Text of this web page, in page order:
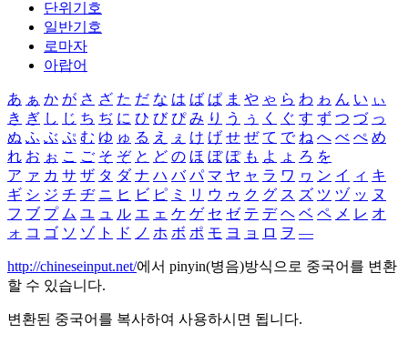
단위기호
일반기호
로마자
아랍어
あ ぁ か が さ ざ た だ な は ば ぱ ま や ゃ ら わ ゎ ん い ぃ
き ぎ し じ ち ぢ に ひ び ぴ み り う ぅ く ぐ す ず つ づ っ
ぬ ふ ぶ ぷ む ゆ ゅ る え ぇ け げ せ ぜ て で ね へ べ ぺ め
れ お ぉ こ ご そ ぞ と ど の ほ ぼ ぽ も よ ょ ろ を
ア ァ カ サ ザ タ ダ ナ ハ バ パ マ ヤ ャ ラ ワ ヮ ン イ ィ キ
ギ シ ジ チ ヂ ニ ヒ ビ ピ ミ リ ウ ゥ ク グ ス ズ ツ ヅ ッ ヌ
フ ブ プ ム ユ ュ ル エ ェ ケ ゲ セ ゼ テ デ ヘ ベ ペ メ レ オ
ォ コ ゴ ソ ゾ ト ド ノ ホ ボ ポ モ ヨ ョ ロ ヲ ―
http://chineseinput.net/에서 pinyin(병음)방식으로 중국어를 변환
할 수 있습니다.
변환된 중국어를 복사하여 사용하시면 됩니다.